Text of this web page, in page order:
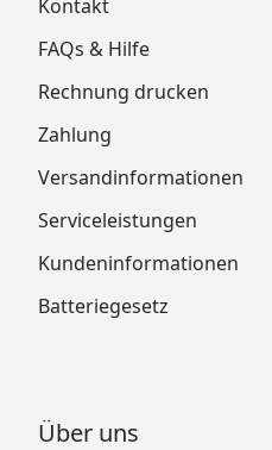
Kontakt
FAQs & Hilfe
Rechnung drucken
Zahlung
Versandinformationen
Serviceleistungen
Kundeninformationen
Batteriegesetz
Über uns